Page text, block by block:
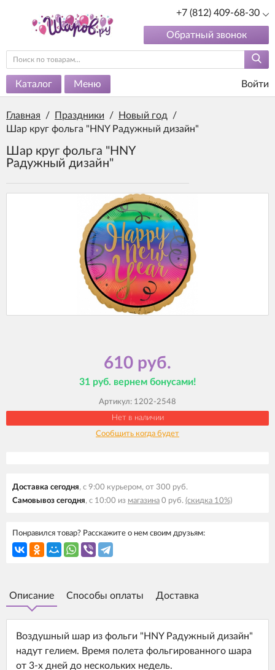
+7 (812) 409-68-30
Обратный звонок
Каталог Меню Войти
Главная / Праздники / Новый год
/
Шар круг фольга "HNY Радужный дизайн"
Шар круг фольга "HNY
Радужный дизайн"
610 руб.
31 руб. вернем бонусами!
Артикул: 1202-2548
Нет в наличии
Сообщить когда будет
Доставка сегодня, с 9:00 курьером, от 300 руб.
Самовывоз сегодня, с 10:00 из магазина 0 руб. (скидка 10%)
Понравился товар? Расскажите о нем своим друзьям:
Описание Способы оплаты Доставка
Воздушный шар из фольги "HNY Радужный дизайн"
надут гелием. Время полета фольгированного шара
от 3-х дней до нескольких недель.